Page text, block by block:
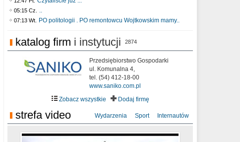
05:15 Cz. ..
07:13 Wt. PO politologii . PO remontowcu Wojtkowskim mamy..
katalog firm i instytucji 2874
Przedsiębiorstwo Gospodarki
ul. Komunalna 4,
tel. (54) 412-18-00
www.saniko.com.pl
Zobacz wszystkie
Dodaj firmę
strefa video Wydarzenia Sport Internautów
Ni To Ponk - W oczach mamy strach
sixf33t .Last Year DRONE FOOTAGE
Włocławek
XXIII Sesja Rady Miasta Włocławek VIII